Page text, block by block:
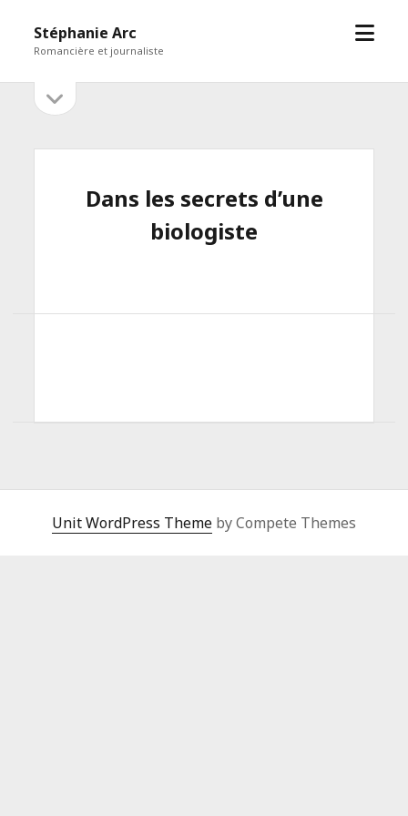
Stéphanie Arc
Romancière et journaliste
open
Sidebar
sidebar
Dans les secrets d’une
biologiste
Unit WordPress Theme by Compete Themes